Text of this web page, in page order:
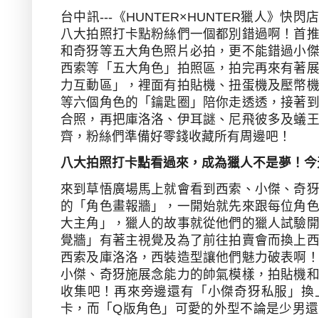
台中訊---《HUNTER×HUNTER獵人》快閃店
八大拍照打卡點粉絲們一個都別錯過啊！首
和奇犽等五大角色照片必拍，更不能錯過小
西索等「五大角色」拍照區，拍完再來有著
力互動區」，裡面有拍貼機、扭蛋機及壓幣
等六個角色的「鑰匙圈」陪你走透透，接著
合照，再把庫洛洛、伊耳謎、尼飛彼多及蟻
齊，粉絲們準備好零錢收藏所有周邊吧！
八大拍照打卡點看過來，成為獵人不是夢！
來到草悟廣場馬上就會看到西索、小傑、奇
的「角色畫報牆」，一開始就先來跟每位角
大主角」，獵人的故事就從他們的獵人試驗
覺牆」有著主視覺及為了前往拍賣會而換上
西索及庫洛洛，西裝造型讓他們魅力破表啊
小傑、奇犽施展念能力的帥氣模樣，拍貼機
收集吧！再來旁邊還有「小傑奇犽私服」
卡，而「Q版角色」可愛的外型不論是少男